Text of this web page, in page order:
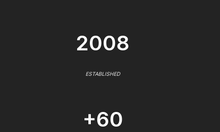
2008
ESTABLISHED
+60